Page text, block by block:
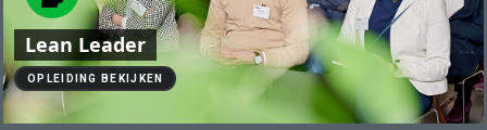
Lean Leader
OPLEIDING BEKIJKEN